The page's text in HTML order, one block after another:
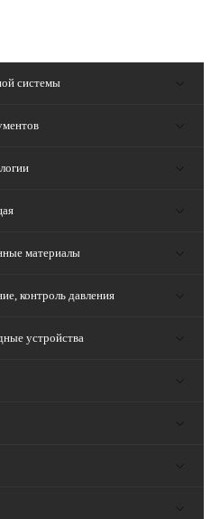
системы
материалы
контроль давления
устройства